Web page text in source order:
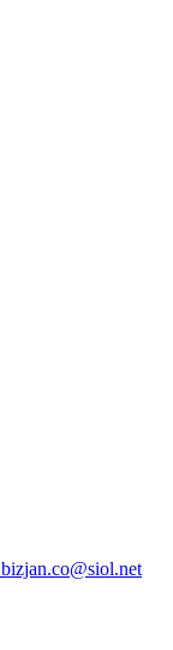
bizjan.co@siol.net